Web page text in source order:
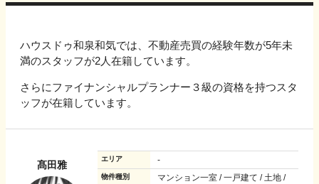
ハウスドゥ和泉和気では、不動産売買の経験年数が5年未
満のスタッフが2人在籍しています。
さらにファイナンシャルプランナー３級の資格を持つスタ
ッフが在籍しています。
髙田雅
エリア -
物件種別
マンション一室 / 一戸建て / 土地 /